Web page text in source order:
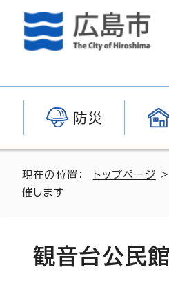
防災
現在の位置： トップページ
催します
観音台公民館